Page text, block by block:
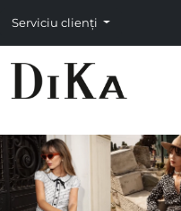
Serviciu clienți